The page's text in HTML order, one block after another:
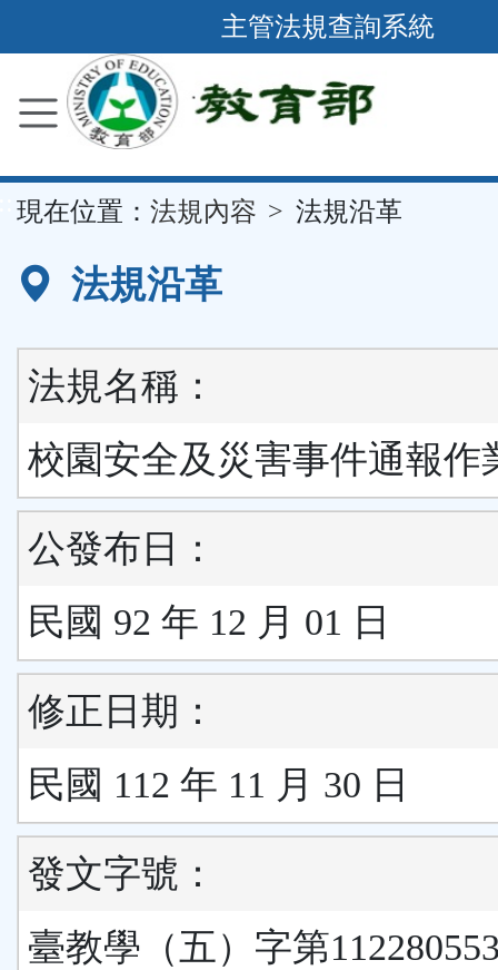
到
要
容
區
主管法規查詢系統
現在位置： 法規內容 法規沿革
法規沿革
法規名稱：
校園安全及災害事件通報作
公發布日：
民國 92 年 12 月 01 日
修正日期：
民國 112 年 11 月 30 日
發文字號：
臺教學（五）字第